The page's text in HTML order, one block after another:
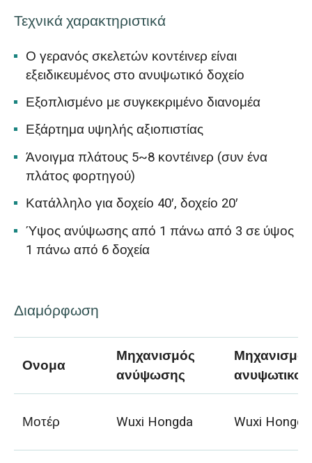
Τεχνικά χαρακτηριστικά
Ο γερανός σκελετών κοντέινερ είναι
εξειδικευμένος στο ανυψωτικό δοχείο
Εξοπλισμένο με συγκεκριμένο διανομέα
Εξάρτημα υψηλής αξιοπιστίας
Άνοιγμα πλάτους 5~8 κοντέινερ (συν ένα
πλάτος φορτηγού)
Κατάλληλο για δοχείο 40′, δοχείο 20′
Ύψος ανύψωσης από 1 πάνω από 3 σε ύψος
1 πάνω από 6 δοχεία
Διαμόρφωση
Ονομα
Μηχανισμός
ανύψωσης
ανυψωτικού
Μοτέρ Wuxi Hongda Wuxi Hongda